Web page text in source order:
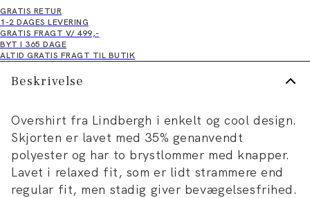
GRATIS RETUR
1-2 DAGES LEVERING
GRATIS FRAGT V/ 499,-
BYT I 365 DAGE
ALTID GRATIS FRAGT TIL BUTIK
Beskrivelse
Overshirt fra Lindbergh i enkelt og cool design.
Skjorten er lavet med 35% genanvendt
polyester og har to brystlommer med knapper.
Lavet i relaxed fit, som er lidt strammere end
regular fit, men stadig giver bevægelsesfrihed.